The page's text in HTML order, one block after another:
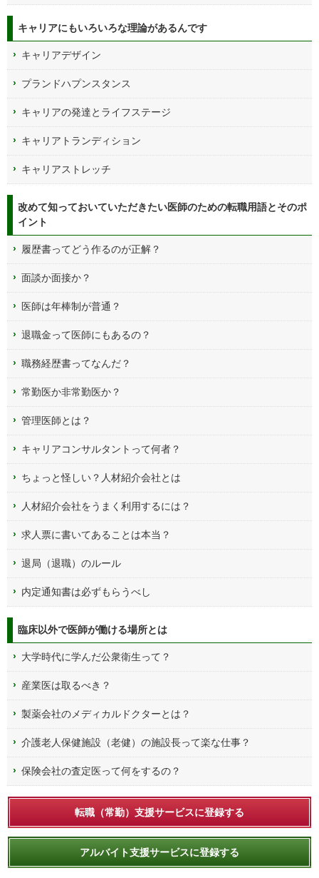
キャリアにもいろいろな理論があるんです
キャリアデザイン
プランドハプンスタンス
キャリアの発達とライフステージ
キャリアトランディション
キャリアストレッチ
改めて知っておいていただきたい医師のための転職用語とそのポ
イント
履歴書ってどう作るのが正解？
面談か面接か？
医師は年棒制が普通？
退職金って医師にもあるの？
職務経歴書ってなんだ？
常勤医か非常勤医か？
管理医師とは？
キャリアコンサルタントって何者？
ちょっと怪しい？人材紹介会社とは
人材紹介会社をうまく利用するには？
求人票に書いてあることは本当？
退局（退職）のルール
内定通知書は必ずもらうべし
臨床以外で医師が働ける場所とは
大学時代に学んだ公衆衛生って？
産業医は取るべき？
製薬会社のメディカルドクターとは？
介護老人保健施設（老健）の施設長って楽な仕事？
保険会社の査定医って何をするの？
転職（常勤）支援サービスに登録する
アルバイト支援サービスに登録する